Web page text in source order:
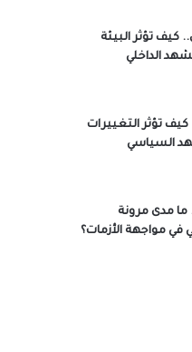
كيف تؤثر البيئة
الداخلي
تؤثر التغييرات
السياسي
ما مدى مرونة
في مواجهة الأزمات؟